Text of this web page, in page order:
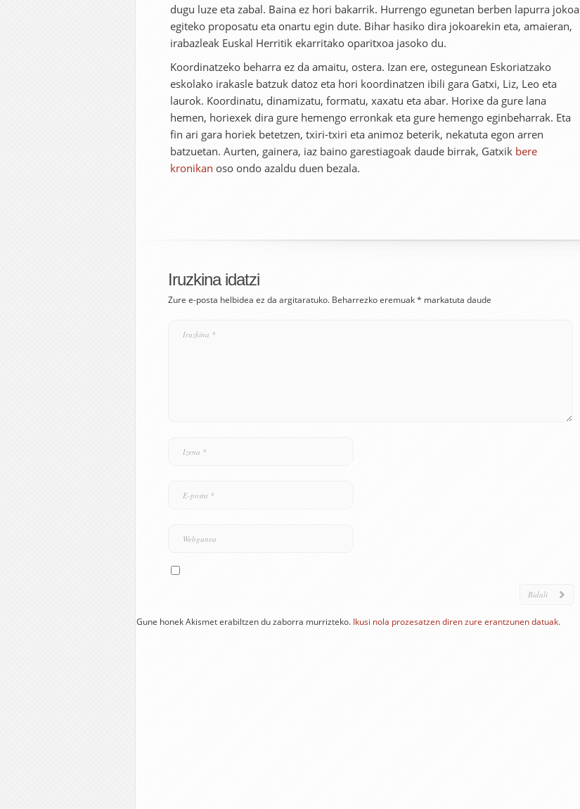
dugu luze eta zabal. Baina ez hori bakarrik. Hurrengo egunetan berben lapurra jokoa
egiteko proposatu eta onartu egin dute. Bihar hasiko dira jokoarekin eta, amaieran,
irabazleak Euskal Herritik ekarritako oparitxoa jasoko du.
Koordinatzeko beharra ez da amaitu, ostera. Izan ere, ostegunean Eskoriatzako
eskolako irakasle batzuk datoz eta hori koordinatzen ibili gara Gatxi, Liz, Leo eta
laurok. Koordinatu, dinamizatu, formatu, xaxatu eta abar. Horixe da gure lana
hemen, horiexek dira gure hemengo erronkak eta gure hemengo eginbeharrak. Eta
fin ari gara horiek betetzen, txiri-txiri eta animoz beterik, nekatuta egon arren
batzuetan. Aurten, gainera, iaz baino garestiagoak daude birrak, Gatxik bere
kronikan oso ondo azaldu duen bezala.
Iruzkina idatzi
Zure e-posta helbidea ez da argitaratuko. Beharrezko eremuak* markatuta daude
Gune honek Akismet erabiltzen du zaborra murrizteko. Ikusi nola prozesatzen diren zure erantzunen datuak.